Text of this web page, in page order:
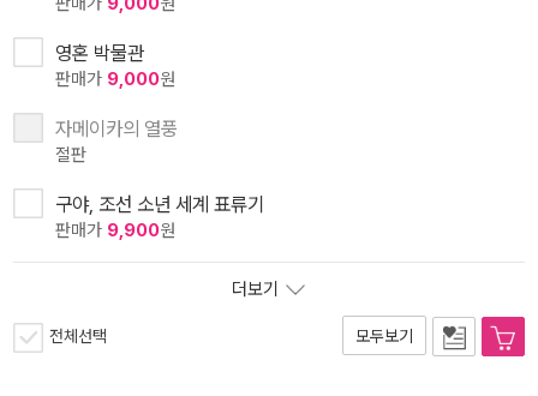
영혼 박물관
판매가 9,000원
자메이카의 열풍
절판
구야, 조선 소년 세계 표류기
판매가 9,900원
더보기
전체선택 모두보기